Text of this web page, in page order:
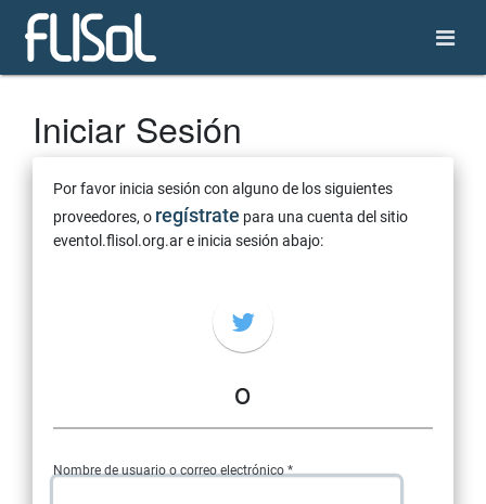
Iniciar Sesión
Por favor inicia sesión con alguno de los siguientes
proveedores, o regístrate para una cuenta del sitio
eventol.flisol.org.ar e inicia sesión abajo:
o
Nombre de usuario o correo electrónico *